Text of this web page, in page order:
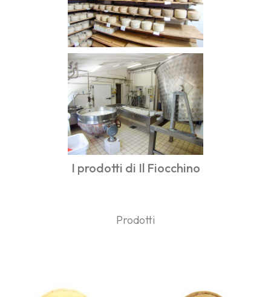
I prodotti di Il Fiocchino
Prodotti